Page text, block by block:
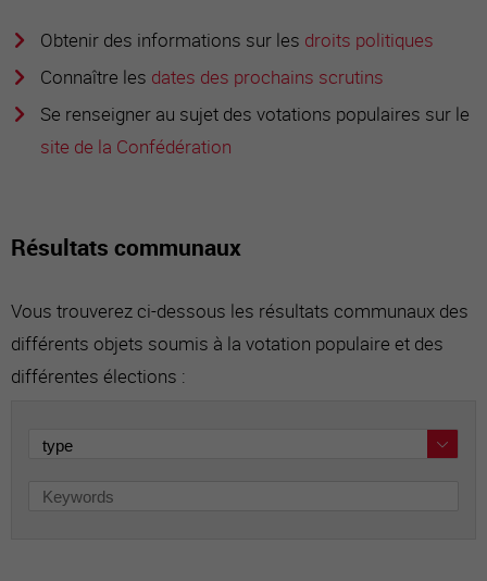
Obtenir des informations sur les droits politiques
Connaître les dates des prochains scrutins
Se renseigner au sujet des votations populaires sur le
site de la Confédération
Résultats communaux
Vous trouverez ci-dessous les résultats communaux des
différents objets soumis à la votation populaire et des
différentes élections :